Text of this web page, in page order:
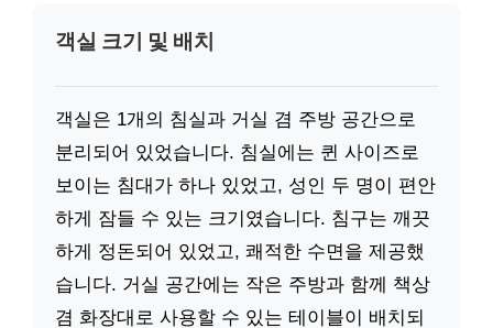
객실 크기 및 배치
객실은 1개의 침실과 거실 겸 주방 공간으로
분리되어 있었습니다. 침실에는 퀸 사이즈로
보이는 침대가 하나 있었고, 성인 두 명이 편안
하게 잠들 수 있는 크기였습니다. 침구는 깨끗
하게 정돈되어 있었고, 쾌적한 수면을 제공했
습니다. 거실 공간에는 작은 주방과 함께 책상
겸 화장대로 사용할 수 있는 테이블이 배치되